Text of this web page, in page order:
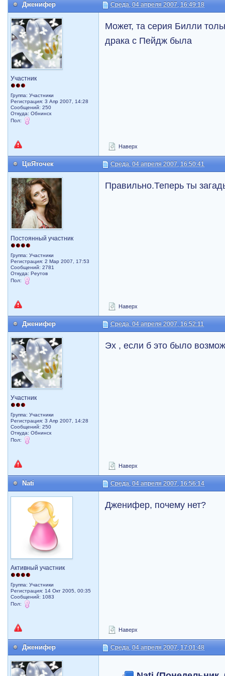
Дженифер Среда, 04 апреля 2007, 16:49:18
Участник
Группа: Участники
Регистрация: 3 Апр 2007, 14:28
Сообщений: 250
Откуда: Обнинск
Пол:
Может, та серия Билли
драка с Пейдж была
Наверх
ЦвЯточек Среда, 04 апреля 2007, 16:50:41
Постоянный участник
Группа: Участники
Регистрация: 2 Мар 2007, 17:53
Сообщений: 2781
Откуда: Реутов
Пол:
Правильно.Теперь ты
Наверх
Дженифер Среда, 04 апреля 2007, 16:52:11
Участник
Группа: Участники
Регистрация: 3 Апр 2007, 14:28
Сообщений: 250
Откуда: Обнинск
Пол:
Эх , если б это было
Наверх
Nati Среда, 04 апреля 2007, 16:56:14
Активный участник
Группа: Участники
Регистрация: 14 Окт 2005, 00:35
Сообщений: 1083
Пол:
Дженифер, почему нет?
Наверх
Дженифер Среда, 04 апреля 2007, 17:01:48